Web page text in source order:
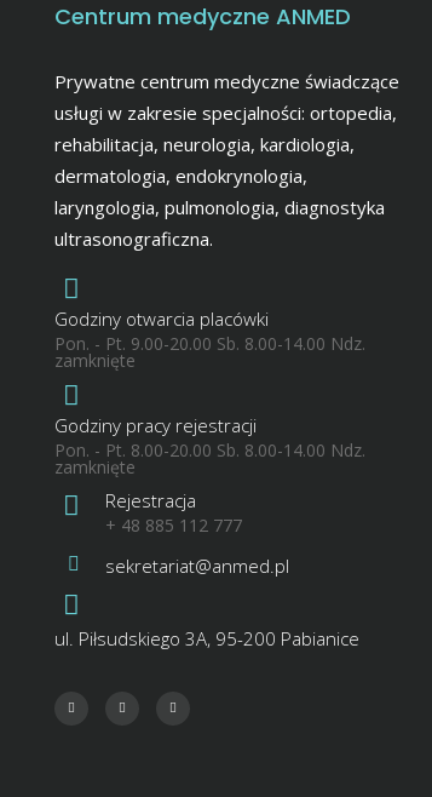
Centrum medyczne ANMED
Prywatne centrum medyczne świadczące
usługi w zakresie specjalności: ortopedia,
rehabilitacja, neurologia, kardiologia,
dermatologia, endokrynologia,
laryngologia, pulmonologia, diagnostyka
ultrasonograficzna.
Godziny otwarcia placówki
Pon. - Pt. 9.00-20.00 Sb. 8.00-14.00 Ndz.
zamknięte
Godziny pracy rejestracji
Pon. - Pt. 8.00-20.00 Sb. 8.00-14.00 Ndz.
zamknięte
Rejestracja
+ 48 885 112 777
sekretariat@anmed.pl
ul. Piłsudskiego 3A, 95-200 Pabianice